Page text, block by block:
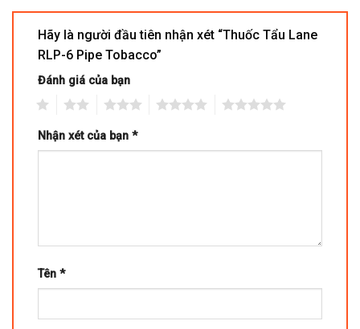
Hãy là người đầu tiên nhận xét “Thuốc Tẩu Lane
RLP-6 Pipe Tobacco”
Đánh giá của bạn
Nhận xét của bạn *
Tên *